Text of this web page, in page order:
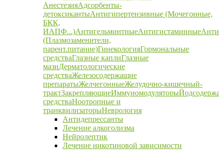
АнестезияАдсорбенты-
детоксикантыАнтигипертензивные (Мочегонные,
БКК,
ИАПФ...)АнтигельминтныеАнтигистаминные
(Плазмозаменители,
парент.питание)ГинекологияГормональные
средстваГлазные каплиГлазные
мазиДерматологические
средстваЖелезосодержащие
препаратыЖелчегонныеЖелудочно-кишечный-
трактЗакрепляющиеИммуномодуляторы
средстваНоотропные и
транквилизаторыНеврология
Антидепрессанты
Лечение алкоголизма
Нейролептик
Лечение никотиновой зависимости